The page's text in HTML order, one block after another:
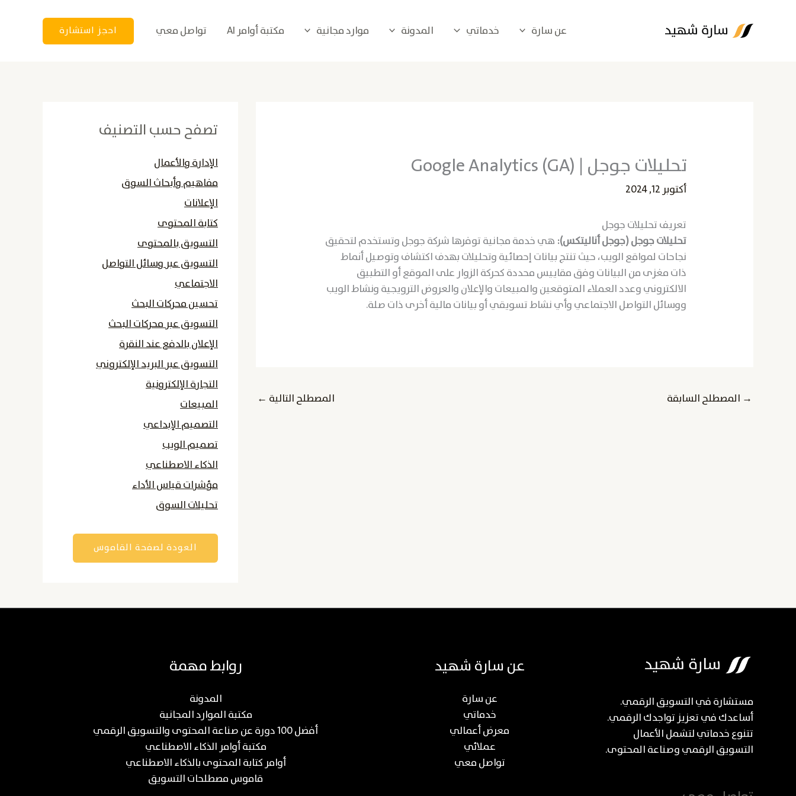
عن سارة خدماتي المدونة موارد مجانية مكتبة أوامر AI تواصل معي احجز استشارة
تحليلات جوجل | Google Analytics (GA)
أكتوبر 12, 2024
تعريف تحليلات جوجل
تحليلات جوجل (جوجل أناليتكس): هي خدمة مجانية توفرها شركة جوجل وتستخدم لتحقيق
نجاحات لمواقع الويب، حيث تنتج بيانات إحصائية وتحليلات بهدف اكتشاف وتوصيل أنماط
ذات مغزى من البيانات وفق مقاييس محددة كحركة الزوار على الموقع أو التطبيق
الالكتروني وعدد العملاء المتوقعين والمبيعات والإعلان والعروض الترويجية ونشاط الويب
ووسائل التواصل الاجتماعي وأي نشاط تسويقي أو بيانات مالية أخرى ذات صلة.
→ المصطلح السابقة المصطلح التالية ←
تصفح حسب التصنيف
الإدارة والأعمال
مفاهيم وأبحاث السوق
الإعلانات
كتابة المحتوى
التسويق بالمحتوى
التسويق عبر وسائل التواصل
الاجتماعي
تحسين محركات البحث
التسويق عبر محركات البحث
الإعلان بالدفع عند النقرة
التسويق عبر البريد الإلكتروني
التجارة الإلكترونية
المبيعات
التصميم الإبداعي
تصميم الويب
الذكاء الاصطناعي
مؤشرات قياس الأداء
تحليلات السوق
العودة لصفحة القاموس
مستشارة في التسويق الرقمي.
أساعدك في تعزيز تواجدك الرقمي.
تتنوع خدماتي لتشمل الأعمال
التسويق الرقمي وصناعة المحتوى.
عن سارة شهيد
عن سارة
خدماتي
معرض أعمالي
عملائي
تواصل معي
روابط مهمة
المدونة
مكتبة الموارد المجانية
أفضل 100 دورة عن صناعة المحتوى والتسويق الرقمي
مكتبة أوامر الذكاء الاصطناعي
أوامر كتابة المحتوى بالذكاء الاصطناعي
قاموس مصطلحات التسويق